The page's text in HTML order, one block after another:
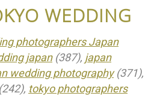
WEDDING
photographers Japan
japan(387), japan
wedding photography(371),
tokyo photographers